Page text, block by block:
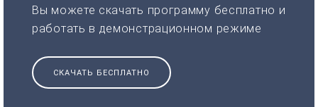
Вы можете скачать программу бесплатно и
работать в демонстрационном режиме
СКАЧАТЬ БЕСПЛАТНО